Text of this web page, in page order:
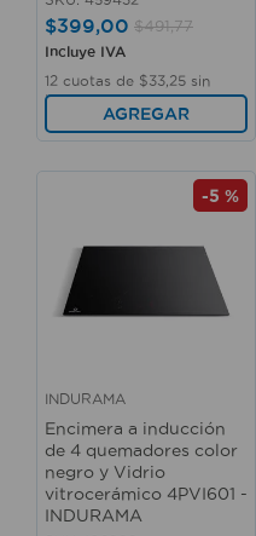
$399,00 $491,77
Incluye IVA
12 cuotas de $33 25 sin
interés
AGREGAR
-5 %
INDURAMA
Encimera a inducción
de 4 quemadores color
negro y Vidrio
vitrocerámico 4PVI601 -
INDURAMA